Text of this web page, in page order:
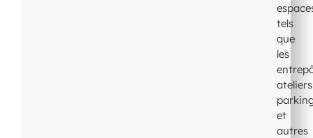
tels
que
les
et
autres